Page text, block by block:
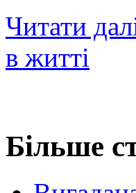
Читати
в житті
Більше